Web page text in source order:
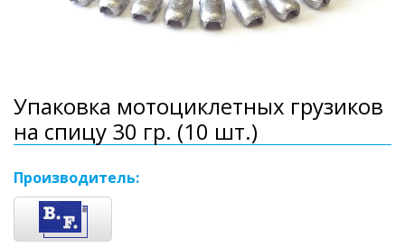
Упаковка мотоциклетных грузиков
на спицу 30 гр. (10 шт.)
Производитель: